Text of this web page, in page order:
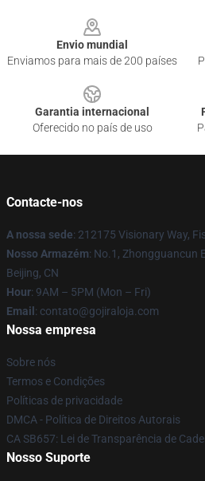
Envio mundial
Enviamos para mais de 200 países
Garantia internacional
Oferecido no país de uso
Contacte-nos
A nossa sede: 212175 Visionary Way,
Nosso Armazém: No.1, Zhongguancun
Beijing, CN
Hour: 9AM – 5PM (Mon – Fri)
Email : contato@gojiraloja.com
Nossa empresa
Sobre nós
Termos e Condições
Políticas de privacidade
DMCA - Política de Direitos Autorais
CA SB657: Lei de Transparência de
Nosso Suporte